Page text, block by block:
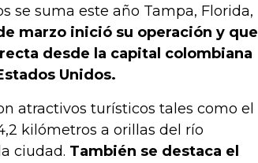
se suma este año Tampa, Florida,
marzo inició su operación y que
desde la capital colombiana
Unidos.
atractivos turísticos tales como el
kilómetros a orillas del río
ciudad. También se destaca el